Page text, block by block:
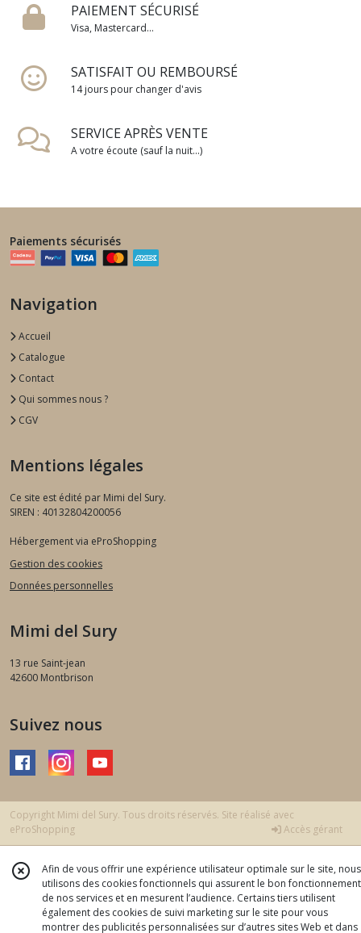
PAIEMENT SÉCURISÉ
Visa, Mastercard...
SATISFAIT OU REMBOURSÉ
14 jours pour changer d'avis
SERVICE APRÈS VENTE
A votre écoute (sauf la nuit...)
Paiements sécurisés
Navigation
Accueil
Catalogue
Contact
Qui sommes nous ?
CGV
Mentions légales
Ce site est édité par Mimi del Sury.
SIREN : 40132804200056
Hébergement via eProShopping
Gestion des cookies
Données personnelles
Mimi del Sury
13 rue Saint-jean
42600 Montbrison
Suivez nous
Copyright Mimi del Sury. Tous droits réservés. Site réalisé avec
eProShopping
Accès gérant
Afin de vous offrir une expérience utilisateur optimale sur le site, nous
utilisons des cookies fonctionnels qui assurent le bon fonctionnement
de nos services et en mesurent l’audience. Certains tiers utilisent
également des cookies de suivi marketing sur le site pour vous
montrer des publicités personnalisées sur d’autres sites Web et dans